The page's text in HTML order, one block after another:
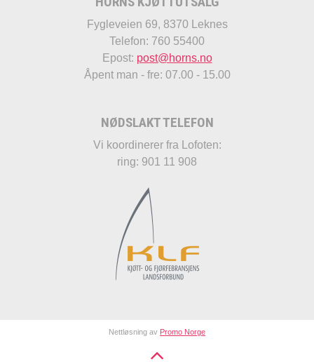
Fygleveien 69, 8370 Leknes
Telefon: 760 55400
Epost: post@horns.no
Åpent man - fre: 07.00 - 15.00
NØDSLAKT TELEFON
Vi koordinerer fra Lofoten:
ring: 901 11 908
Nettløsning av Promo Norge